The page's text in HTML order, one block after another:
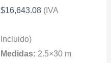
$16,643.08 (IVA
Incluido)
Medidas: 2.5×30 m